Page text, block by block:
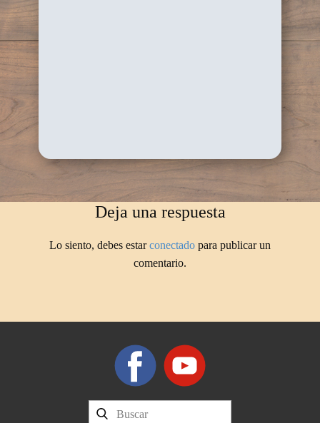
Deja una respuesta
Lo siento, debes estarconectado para publicar un
comentario.